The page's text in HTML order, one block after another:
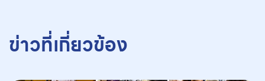
ข่าวที่เกี่ยวข้อง